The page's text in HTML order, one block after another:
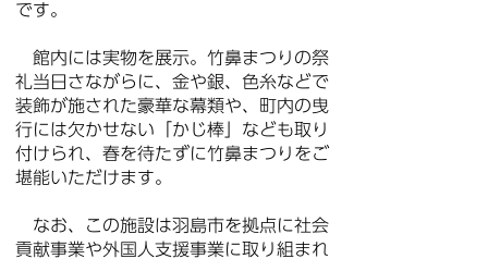
です。
館内には実物を展示。竹鼻まつりの祭
礼当日さながらに、金や銀、色糸などで
装飾が施された豪華な幕類や、町内の曳
行には欠かせない「かじ棒」なども取り
付けられ、春を待たずに竹鼻まつりをご
堪能いただけます。
なお、この施設は羽島市を拠点に社会
貢献事業や外国人支援事業に取り組まれ